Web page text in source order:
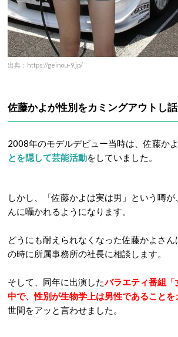
出典：https://geinou-9.jp/
佐藤かよが性別をカミングアウトし
2008年のモデルデビュー当時は、佐藤か
とを隠して芸能活動をしていました。
しかし、「佐藤かよは実は男」という噂
んに囁かれるようになります。
どうにも耐えられなくなった佐藤かよさ
の時に所属事務所の社長に相談します。
そして、同年に出演したバラエティ番組
中で、性別が生物学上は男性であることを
世間をアッと言わせました。